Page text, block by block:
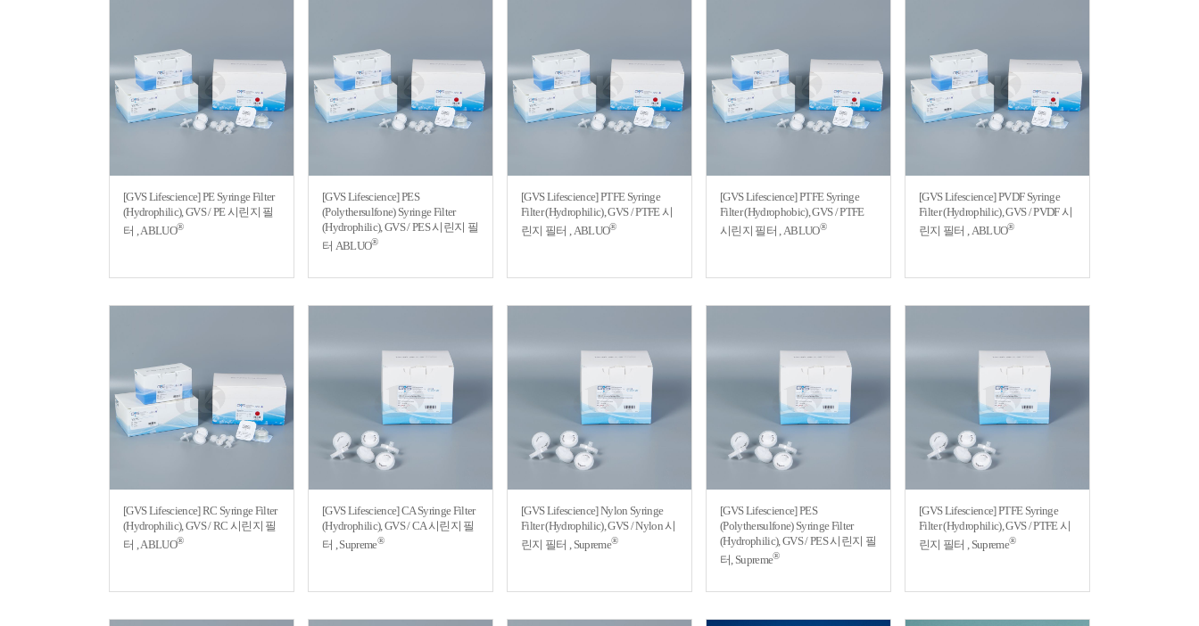
[GVS Lifescience] PE Syringe Filter
(Hydrophilic), GVS / PE 시린지 필
터 , ABLUO®
[GVS Lifescience] PES
(Polythersulfone) Syringe Filter
(Hydrophilic), GVS / PES 시린지 필
터 ABLUO®
[GVS Lifescience] PTFE Syringe
Filter (Hydrophilic), GVS / PTFE 시
린지 필터 , ABLUO®
[GVS Lifescience] PTFE Syringe
Filter (Hydrophobic), GVS / PTFE
시린지 필터 , ABLUO®
[GVS Lifescience] PVDF Syringe
Filter (Hydrophilic), GVS / PVDF 시
린지 필터 , ABLUO®
[GVS Lifescience] RC Syringe Filter
(Hydrophilic), GVS / RC 시린지 필
터 , ABLUO®
[GVS Lifescience] CA Syringe Filter
(Hydrophilic), GVS / CA 시린지 필
터 , Supreme®
[GVS Lifescience] Nylon Syringe
Filter (Hydrophilic), GVS / Nylon 시
린지 필터 , Supreme®
[GVS Lifescience] PES
(Polythersulfone) Syringe Filter
(Hydrophilic), GVS / PES 시린지 필
터, Supreme®
[GVS Lifescience] PTFE Syringe
Filter (Hydrophilic), GVS / PTFE 시
린지 필터 , Supreme®